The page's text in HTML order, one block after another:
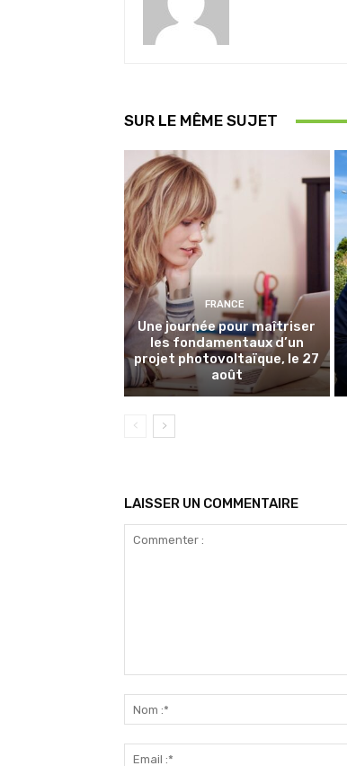
SUR LE MÊME SUJET
FRANCE
Une journée pour maîtriser
les fondamentaux d’un
projet photovoltaïque, le 27
août
LAISSER UN COMMENTAIRE